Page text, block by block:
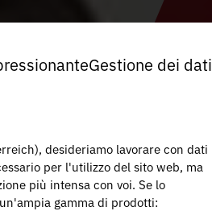
Gestione dei dati
desideriamo lavorare con dati
per l'utilizzo del sito web, ma
più intensa con voi. Se lo
gamma di prodotti: